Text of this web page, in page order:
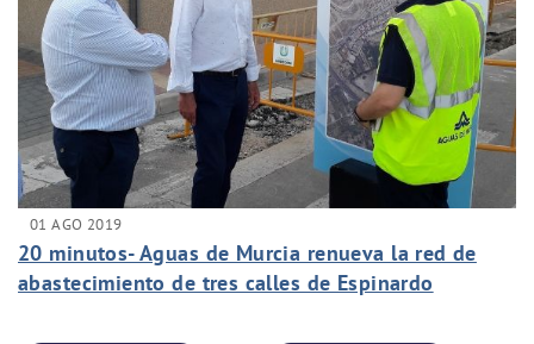
01 AGO 2019
20 minutos- Aguas de Murcia renueva la red de
abastecimiento de tres calles de Espinardo